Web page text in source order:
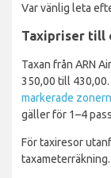
Var vänlig leta
Taxipriser till
Taxan från ARN
350,00 till
markerade
gäller för 1–4
För taxiresor
taxameterräkning.